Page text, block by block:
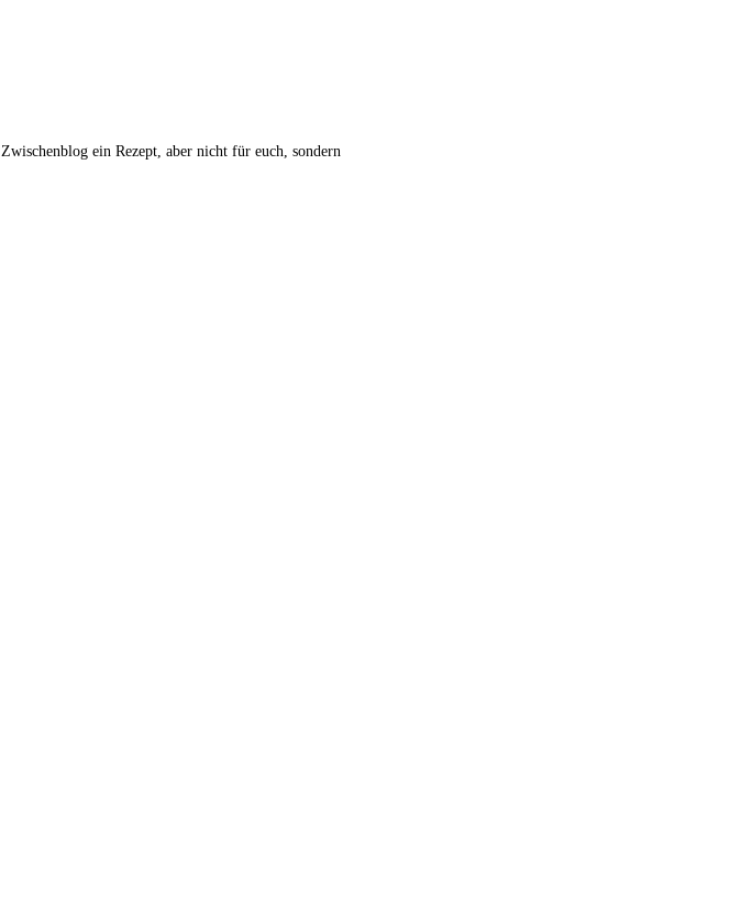
ein Rezept, aber nicht für euch, sondern